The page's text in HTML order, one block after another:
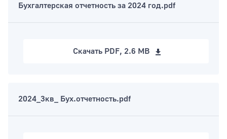
Бухгалтерская отчетность за 2024 год.pdf
Скачать PDF, 2.6 MB
2024_3кв_ Бух.отчетность.pdf